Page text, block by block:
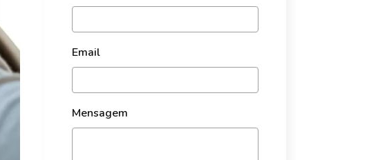
Email
Mensagem